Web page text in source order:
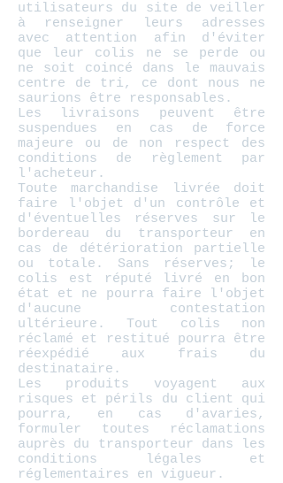
utilisateurs du site de veiller
à renseigner leurs adresses
avec attention afin d'éviter
que leur colis ne se perde ou
ne soit coincé dans le mauvais
centre de tri, ce dont nous ne
saurions être responsables.
Les livraisons peuvent être
suspendues en cas de force
majeure ou de non respect des
conditions de règlement par
l'acheteur.
Toute marchandise livrée doit
faire l'objet d'un contrôle et
d'éventuelles réserves sur le
bordereau du transporteur en
cas de détérioration partielle
ou totale. Sans réserves; le
colis est réputé livré en bon
état et ne pourra faire l'objet
d'aucune contestation
ultérieure. Tout colis non
réclamé et restitué pourra être
réexpédié aux frais du
destinataire.
Les produits voyagent aux
risques et périls du client qui
pourra, en cas d'avaries,
formuler toutes réclamations
auprès du transporteur dans les
conditions légales et
réglementaires en vigueur.